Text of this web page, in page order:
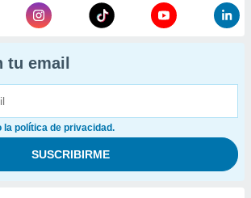
tu email
la política de privacidad.